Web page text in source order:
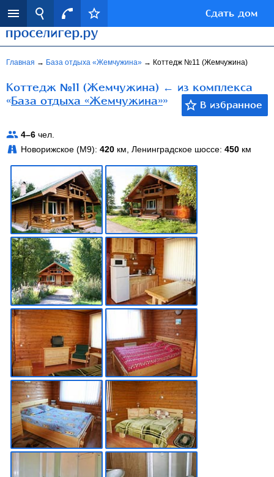
Сдать дом
Главная → База отдыха «Жемчужина» → Коттедж №11 (Жемчужина)
Коттедж №11 (Жемчужина) ← из комплекса
«База отдыха «Жемчужина»»
4–6 чел.
Новорижское (М9): 420 км, Ленинградское шоссе: 450 км